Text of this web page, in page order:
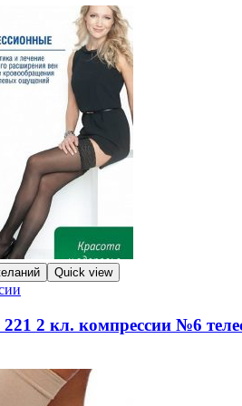
Quick view
2 кл. компрессии №6